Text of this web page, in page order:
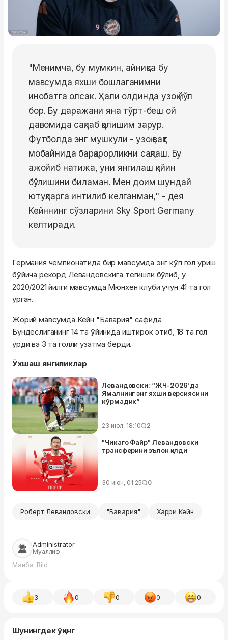
"Менимча, бу мумкин, айниқса бу
мавсумда яхши бошлаганимни
инобатга олсак. Ҳали олдинда узоқ йўл
бор. Бу даражани яна тўрт-беш ой
давомида сақлаб қолишим зарур.
Футболда энг мушкули - узоқ вақт
мобайнида барқарорликни сақлаш. Бу
ажойиб натижа, уни янгилаш қийин
бўлишини биламан. Мен доим шундай
ютуқларга интилиб келганман," - дея
Кейннинг сўзларини Sky Sport Germany
келтиради.
Германия чемпионатида бир мавсумда энг кўп гол уриш
бўйича рекорд Левандовскига тегишли бўлиб, у
2020/2021 йилги мавсумда Мюнхен клуби учун 41 та гол
урган.
Жорий мавсумда Кейн "Бавария" сафида
Бундеслиганинг 14 та ўйинида иштирок этиб, 18 та гол
урди ва 3 та голли узатма берди.
Ўхшаш янгиликлар
Левандовски: “ЖЧ-2026’да
Ямалнинг энг яхши версиясини
кўрмадик”
23 июл, 18:10 2
"Чикаго Файр" Левандовски
трансферини эълон қилди
30 июн, 01:25 0
Роберт Левандовски "Бавария" Харри Кейн
Administrator
Муаллиф
Манба: Bild
3 0 0 0 0
Шунингдек ўқинг